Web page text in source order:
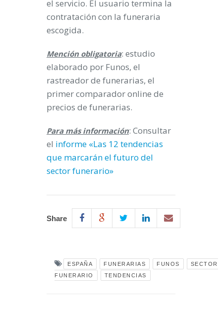
el servicio. El usuario termina la
contratación con la funeraria
escogida.
Mención obligatoria: estudio
elaborado por Funos, el
rastreador de funerarias, el
primer comparador online de
precios de funerarias.
Para más información: Consultar
el informe «Las 12 tendencias
que marcarán el futuro del
sector funerario»
Share
ESPAÑA FUNERARIAS FUNOS
SECTOR
FUNERARIO
TENDENCIAS